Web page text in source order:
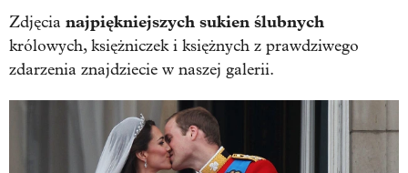
Zdjęcia najpiękniejszych sukien ślubnych
królowych, księżniczek i księżnych z prawdziwego
zdarzenia znajdziecie w naszej galerii.